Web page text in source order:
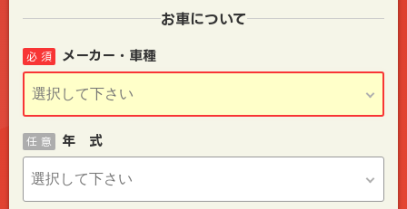
お車について
メーカー・車種
必 須
年 式
任 意